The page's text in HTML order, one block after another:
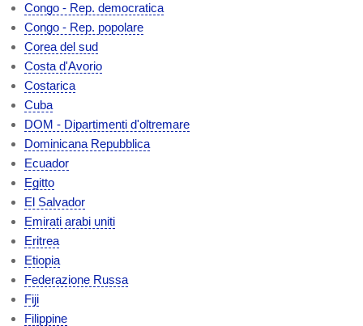
Congo - Rep. democratica
Congo - Rep. popolare
Corea del sud
Costa d'Avorio
Costarica
Cuba
DOM - Dipartimenti d'oltremare
Dominicana Repubblica
Ecuador
Egitto
El Salvador
Emirati arabi uniti
Eritrea
Etiopia
Federazione Russa
Fiji
Filippine